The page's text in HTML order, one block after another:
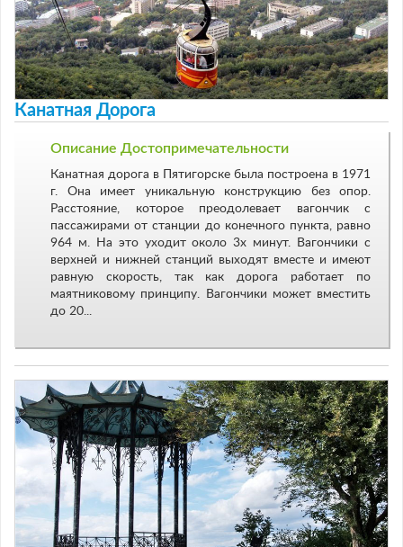
Канатная Дорога
Описание Достопримечательности
Канатная дорога в Пятигорске была построена в 1971
г. Она имеет уникальную конструкцию без опор.
Расстояние, которое преодолевает вагончик с
пассажирами от станции до конечного пункта, равно
964 м. На это уходит около 3х минут. Вагончики с
верхней и нижней станций выходят вместе и имеют
равную скорость, так как дорога работает по
маятниковому принципу. Вагончики может вместить
до 20...